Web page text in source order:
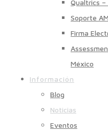
Qualtrics –
Soporte
Firma
México
Información
Blog
Noticias
Eventos